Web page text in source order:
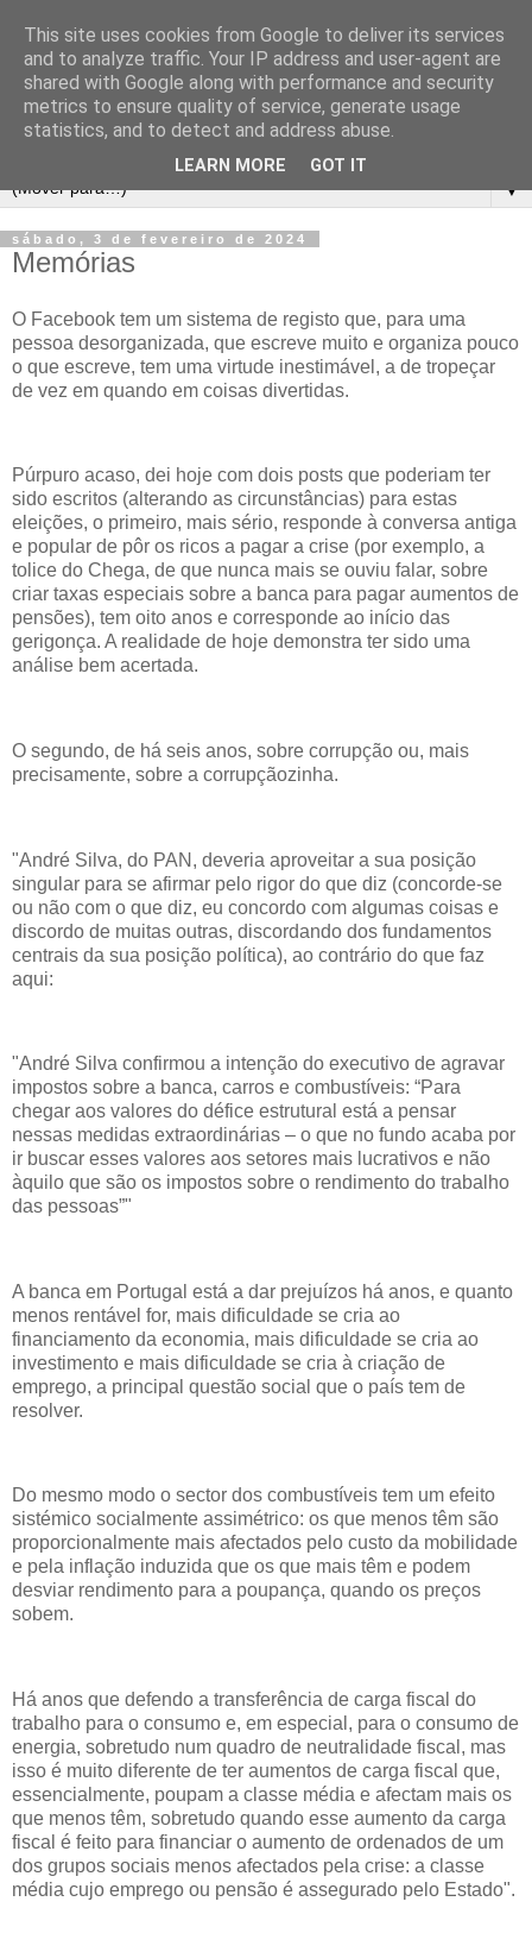
▼
sábado, 3 de fevereiro de 2024
Memórias
O Facebook tem um sistema de registo que, para uma
pessoa desorganizada, que escreve muito e organiza pouco
o que escreve, tem uma virtude inestimável, a de tropeçar
de vez em quando em coisas divertidas.
Púrpuro acaso, dei hoje com dois posts que poderiam ter
sido escritos (alterando as circunstâncias) para estas
eleições, o primeiro, mais sério, responde à conversa antiga
e popular de pôr os ricos a pagar a crise (por exemplo, a
tolice do Chega, de que nunca mais se ouviu falar, sobre
criar taxas especiais sobre a banca para pagar aumentos de
pensões), tem oito anos e corresponde ao início das
gerigonça. A realidade de hoje demonstra ter sido uma
análise bem acertada.
O segundo, de há seis anos, sobre corrupção ou, mais
precisamente, sobre a corrupçãozinha.
"André Silva, do PAN, deveria aproveitar a sua posição
singular para se afirmar pelo rigor do que diz (concorde-se
ou não com o que diz, eu concordo com algumas coisas e
discordo de muitas outras, discordando dos fundamentos
centrais da sua posição política), ao contrário do que faz
aqui:
"André Silva confirmou a intenção do executivo de agravar
impostos sobre a banca, carros e combustíveis: “Para
chegar aos valores do défice estrutural está a pensar
nessas medidas extraordinárias – o que no fundo acaba por
ir buscar esses valores aos setores mais lucrativos e não
àquilo que são os impostos sobre o rendimento do trabalho
das pessoas”"
A banca em Portugal está a dar prejuízos há anos, e quanto
menos rentável for, mais dificuldade se cria ao
financiamento da economia, mais dificuldade se cria ao
investimento e mais dificuldade se cria à criação de
emprego, a principal questão social que o país tem de
resolver.
Do mesmo modo o sector dos combustíveis tem um efeito
sistémico socialmente assimétrico: os que menos têm são
proporcionalmente mais afectados pelo custo da mobilidade
e pela inflação induzida que os que mais têm e podem
desviar rendimento para a poupança, quando os preços
sobem.
Há anos que defendo a transferência de carga fiscal do
trabalho para o consumo e, em especial, para o consumo de
energia, sobretudo num quadro de neutralidade fiscal, mas
isso é muito diferente de ter aumentos de carga fiscal que,
essencialmente, poupam a classe média e afectam mais os
que menos têm, sobretudo quando esse aumento da carga
fiscal é feito para financiar o aumento de ordenados de um
dos grupos sociais menos afectados pela crise: a classe
média cujo emprego ou pensão é assegurado pelo Estado".
This site uses cookies from Google to deliver its services
and to analyze traffic. Your IP address and user-agent are
shared with Google along with performance and security
metrics to ensure quality of service, generate usage
statistics, and to detect and address abuse.
LEARN MORE GOT IT